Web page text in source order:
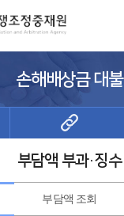
손해배상금 대불
부담액 부과·징수
부담액 조회